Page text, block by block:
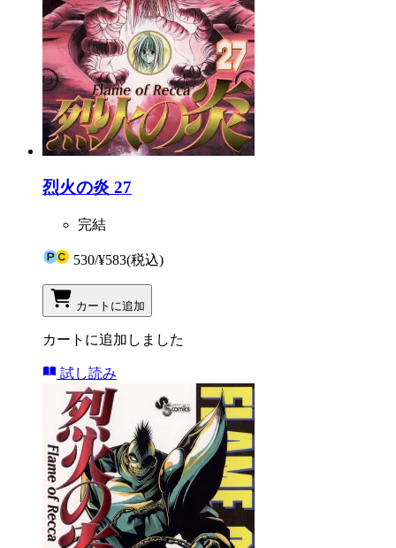
烈火の炎 27
完結
530/¥583(税込)
カートに追加
カートに追加しました
試し読み